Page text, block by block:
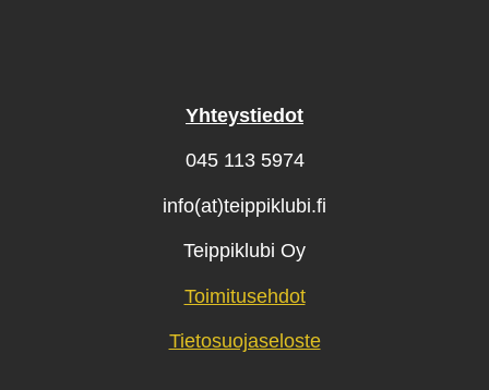
Yhteystiedot
045 113 5974
info(at)teippiklubi.fi
Teippiklubi Oy
Toimitusehdot
Tietosuojaseloste